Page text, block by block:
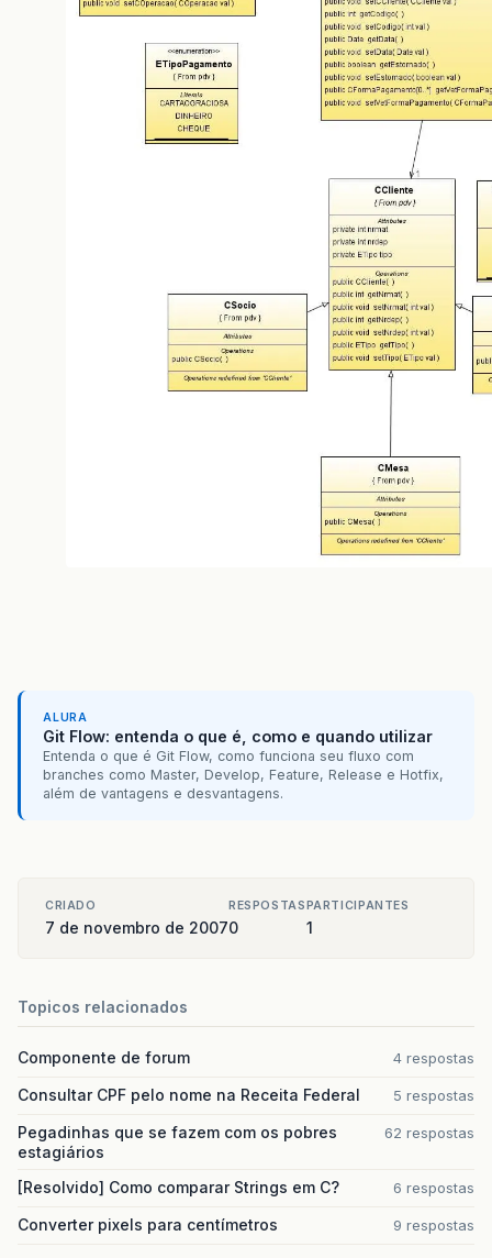
ALURA
Git Flow: entenda o que é, como e quando utilizar
Entenda o que é Git Flow, como funciona seu fluxo com
branches como Master, Develop, Feature, Release e Hotfix,
além de vantagens e desvantagens.
CRIADO
7 de novembro de 2007
RESPOSTAS
0
PARTICIPANTES
1
Topicos relacionados
Componente de forum 4 respostas
Consultar CPF pelo nome na Receita Federal 5 respostas
Pegadinhas que se fazem com os pobres
estagiários
62 respostas
[Resolvido] Como comparar Strings em C? 6 respostas
Converter pixels para centímetros 9 respostas